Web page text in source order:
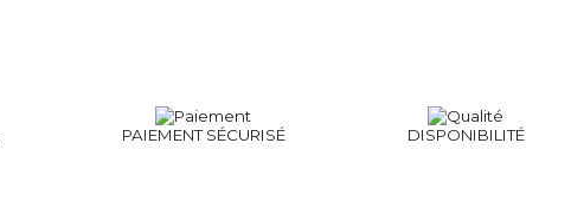
PAIEMENT SÉCURISÉ DISPONIBILITÉ